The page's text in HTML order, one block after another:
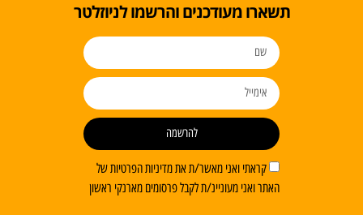
תשארו מעודכנים והרשמו לניוזלטר
קראתי ואני מאשר/ת את מדיניות הפרטיות של
האתר ואני מעוניינ/ת לקבל פרסומים מארנקי ראשון
להרשמה